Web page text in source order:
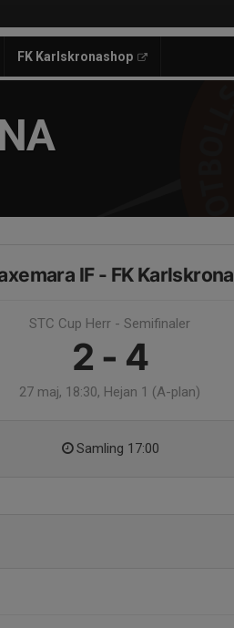
FK Karlskronashop
IF - FK Karlskrona
STC Cup Herr - Semifinaler
2 - 4
27 maj, 18:30, Hejan 1 (A-plan)
Samling 17:00